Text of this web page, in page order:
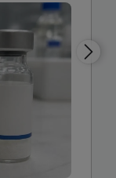
a nie
dla
ma. Wiele
albo
- nie
i